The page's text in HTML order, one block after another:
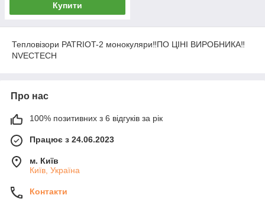
Купити
Тепловізори PATRIOT-2 монокуляри‼️ПО ЦІНІ ВИРОБНИКА‼️
NVECTECH
Про нас
100% позитивних з 6 відгуків за рік
Працює з 24.06.2023
м. Київ
Київ, Україна
Контакти